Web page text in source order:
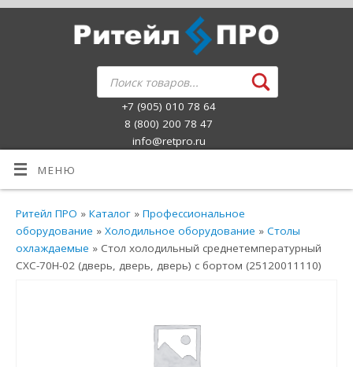
+7 (905) 010 78 64
8 (800) 200 78 47
info@retpro.ru
МЕНЮ
Ритейл ПРО »Каталог »Профессиональное
оборудование »Холодильное оборудование »Столы
охлаждаемые » Стол холодильный среднетемпературный
СХС-70Н-02 (дверь, дверь, дверь) с бортом (25120011110)